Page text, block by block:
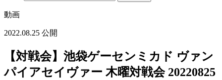
動画
2022.08.25 公開
【対戦会】池袋ゲーセンミカド ヴァン
パイアセイヴァー 木曜対戦会 20220825